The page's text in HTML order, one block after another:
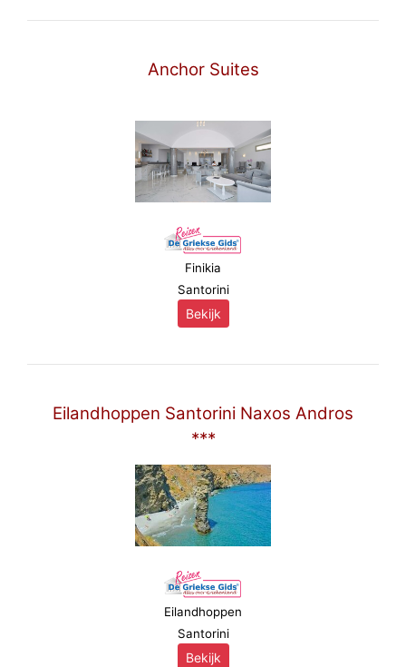
Anchor Suites
Finikia
Santorini
Bekijk
Eilandhoppen Santorini Naxos Andros
***
Eilandhoppen
Santorini
Bekijk